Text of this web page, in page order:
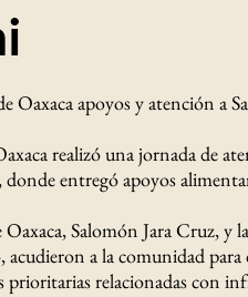
Oaxaca apoyos y atención a
realizó una jornada de
donde entregó apoyos
Salomón Jara Cruz,
a la comunidad
prioritarias relacionadas con